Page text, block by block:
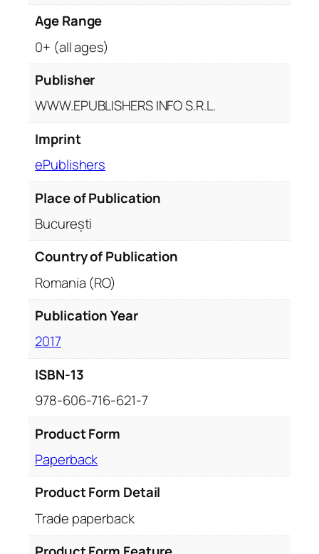
Age Range
0+ (all ages)
Publisher
WWW.EPUBLISHERS INFO S.R.L.
Imprint
ePublishers
Place of Publication
București
Country of Publication
Romania (RO)
Publication Year
2017
ISBN-13
978-606-716-621-7
Product Form
Paperback
Product Form Detail
Trade paperback